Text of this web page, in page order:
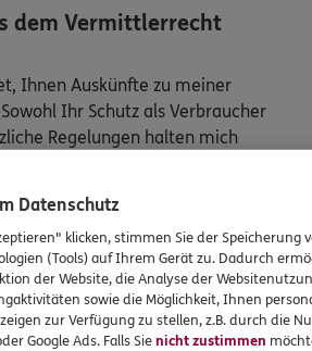
dem Vermittlerrecht
Ihnen Auskünfte zu meiner
Ihr Schutz als Verbraucher
Regelungen halten mich
Datenschutz
klicken, stimmen Sie der Speicherung
(Tools) auf Ihrem Gerät zu. Dadurch
der Website, die Analyse der
sowie die Möglichkeit, Ihnen
zur Verfügung zu stellen, z.B. durch die
Google Ads. Falls Sienicht zustimmen